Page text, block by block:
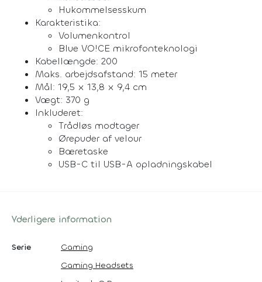
Hukommelsesskum
Karakteristika:
Volumenkontrol
Blue VO!CE mikrofonteknologi
Kabellængde: 200
Maks. arbejdsafstand: 15 meter
Mål: 19,5 x 13,8 x 9,4 cm
Vægt: 370 g
Inkluderet:
Trådløs modtager
Ørepuder af velour
Bæretaske
USB-C til USB-A opladningskabel
Yderligere information
Serie
Gaming
Gaming Headsets